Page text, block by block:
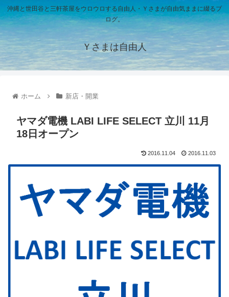
沖縄と世田谷と三軒茶屋をウロウロする自由人・Ｙさまが自由気ままに綴るブ
ログ。
Ｙさまは自由人
ホーム 新店・開業
ヤマダ電機 LABI LIFE SELECT 立川 11月
18日オープン
2016.11.04 2016.11.03